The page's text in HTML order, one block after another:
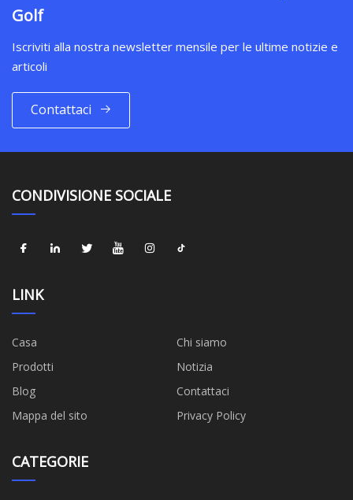
Golf
Iscriviti alla nostra newsletter mensile per le ultime notizie e
articoli
Contattaci
CONDIVISIONE SOCIALE
LINK
Casa
Chi siamo
Prodotti
Notizia
Blog
Contattaci
Mappa del sito
Privacy Policy
CATEGORIE